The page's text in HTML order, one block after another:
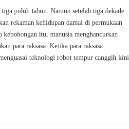
puluh tahun. Namun setelah tiga dekade
rekaman kehidupan damai di permukaan
itu, manusia menghancurkan
para raksasa. Ketika para raksasa
teknologi robot tempur canggih kini